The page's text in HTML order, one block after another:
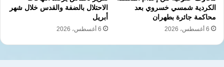
إمارة أفغانستان الإسلامية الاستقلال المالي
الكردية شمسي خسروي بعد
محاكمة جائرة بطهران
6 أغسطس، 2026
الاحتلال بالضفة والقدس خلال شهر
أبريل
6 أغسطس، 2026